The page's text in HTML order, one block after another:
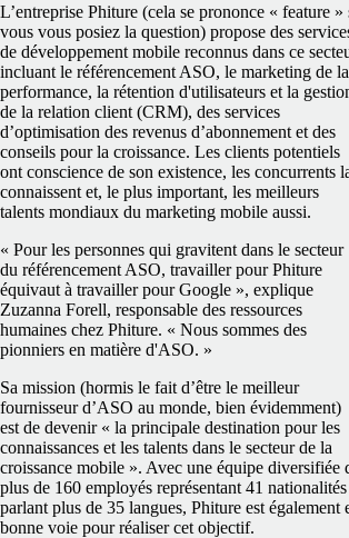
L’entreprise Phiture (cela se prononce « feature »
vous vous posiez la question) propose des
de développement mobile reconnus dans ce
incluant le référencement ASO, le marketing de la
performance, la rétention d'utilisateurs et la
de la relation client (CRM), des services
d’optimisation des revenus d’abonnement et des
conseils pour la croissance. Les clients potentiels
ont conscience de son existence, les concurrents
connaissent et, le plus important, les meilleurs
talents mondiaux du marketing mobile aussi.
« Pour les personnes qui gravitent dans le secteur
du référencement ASO, travailler pour Phiture
équivaut à travailler pour Google », explique
Zuzanna Forell, responsable des ressources
humaines chez Phiture. « Nous sommes des
pionniers en matière d'ASO. »
Sa mission (hormis le fait d’être le meilleur
fournisseur d’ASO au monde, bien évidemment)
est de devenir « la principale destination pour les
connaissances et les talents dans le secteur de la
croissance mobile ». Avec une équipe diversifiée
plus de 160 employés représentant 41
parlant plus de 35 langues, Phiture est également
bonne voie pour réaliser cet objectif.